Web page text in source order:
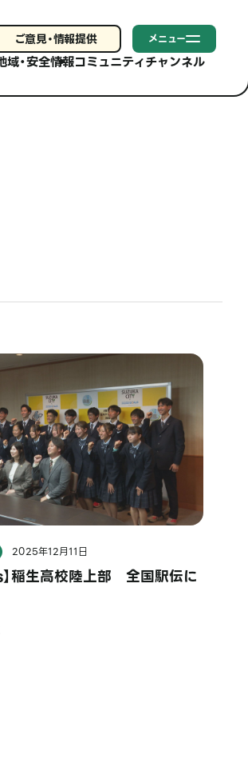
ご意見・情報提供 メニュー
域・安全情報コミュニティチャンネル
2025年12月11日
】稲生高校陸上部 全国駅伝に